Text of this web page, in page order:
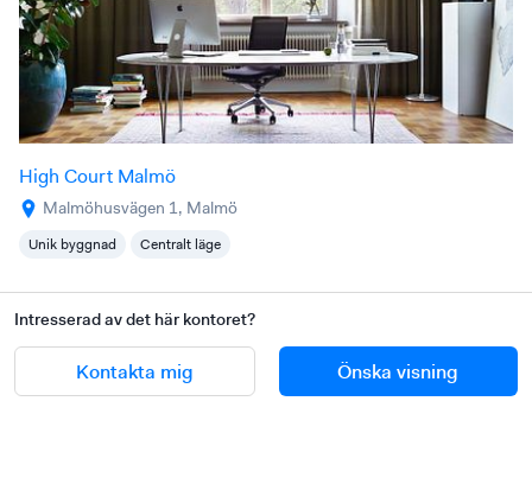
High Court Malmö
Malmöhusvägen 1, Malmö
Unik byggnad Centralt läge
Intresserad av det här kontoret?
Kontakta mig Önska visning